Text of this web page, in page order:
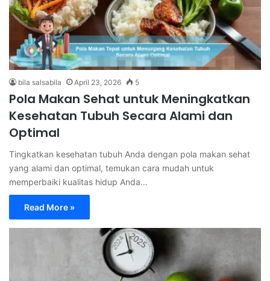
bila salsabila April 23, 2026 5
Pola Makan Sehat untuk Meningkatkan
Kesehatan Tubuh Secara Alami dan
Optimal
Tingkatkan kesehatan tubuh Anda dengan pola makan sehat
yang alami dan optimal, temukan cara mudah untuk
memperbaiki kualitas hidup Anda…
Read More »